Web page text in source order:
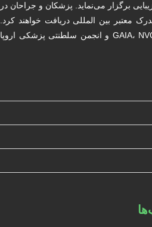
برگزار می‌نماید. پزشکان و جراحان در
معتبر بین المللی دریافت خواهند کرد.
آکادمی BIOCARE مورد تأیید GAIA، NVCG و انجمن سلطنتی پزشکی اروپا